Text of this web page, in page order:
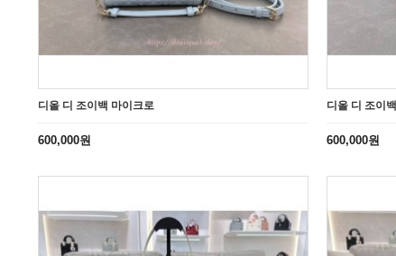
디올 디 조이백 마이크로
600,000원
디올 디 조이
600,000원